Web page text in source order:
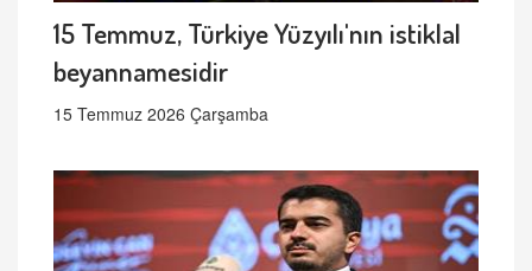
15 Temmuz, Türkiye Yüzyılı'nın istiklal
beyannamesidir
15 Temmuz 2026 Çarşamba